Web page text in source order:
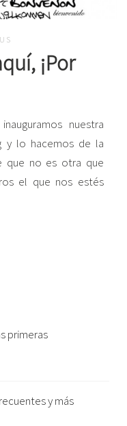
¡Por
nuestra
y lo hacemos de la
que no es otra que
el que nos estés
primeras
y más